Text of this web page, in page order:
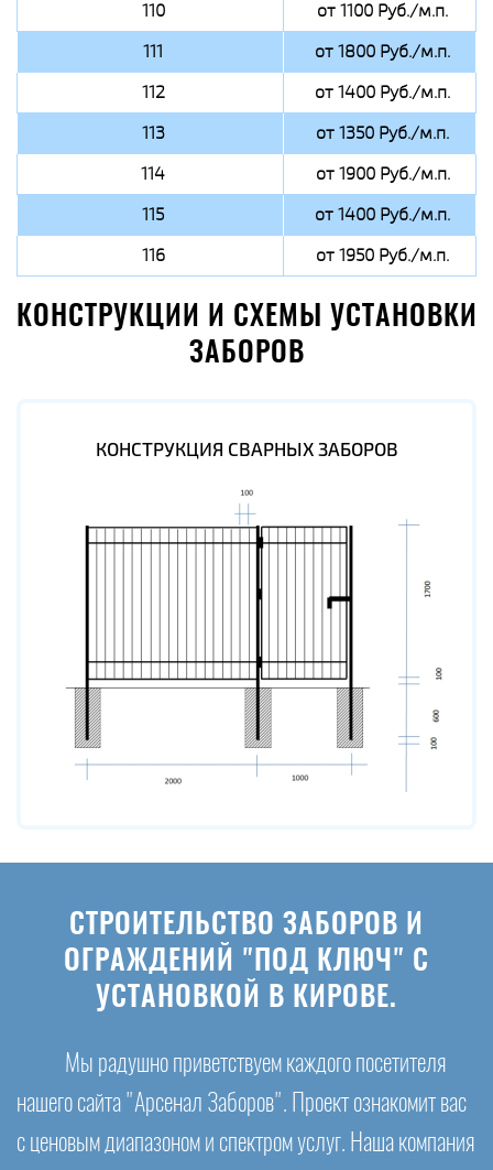
110
от 1100 Руб./м.п.
111
от 1800 Руб./м.п.
112
от 1400 Руб./м.п.
113
от 1350 Руб./м.п.
114
от 1900 Руб./м.п.
115
от 1400 Руб./м.п.
116
от 1950 Руб./м.п.
КОНСТРУКЦИИ И СХЕМЫ УСТАНОВКИ
ЗАБОРОВ
КОНСТРУКЦИЯ СВАРНЫХ ЗАБОРОВ
СТРОИТЕЛЬСТВО ЗАБОРОВ И
ОГРАЖДЕНИЙ "ПОД КЛЮЧ" С
УСТАНОВКОЙ В КИРОВЕ.
Мы радушно приветствуем каждого посетителя
нашего сайта "Арсенал Заборов". Проект ознакомит вас
с ценовым диапазоном и спектром услуг. Наша компания